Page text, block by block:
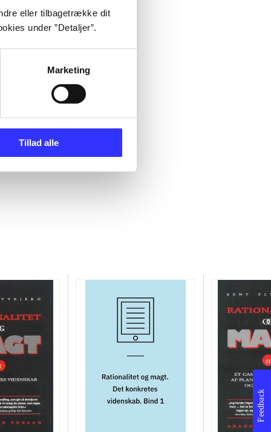
eller tilbagetrække dit
under ”Detaljer”.
Marketing
Tillad alle
Feedback